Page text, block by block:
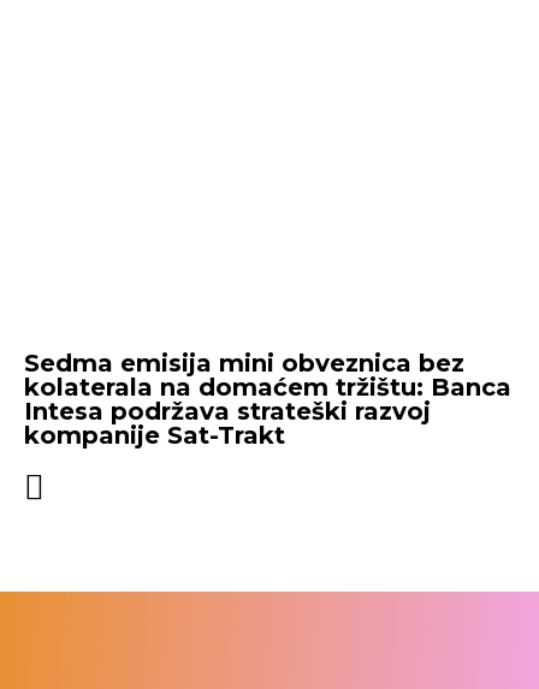
Sedma emisija mini obveznica bez
kolaterala na domaćem tržištu: Banca
Intesa podržava strateški razvoj
kompanije Sat-Trakt